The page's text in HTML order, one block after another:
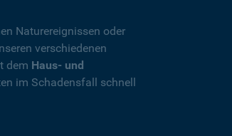
Naturereignissen oder
verschiedenen
dem Haus- und
im Schadensfall schnell